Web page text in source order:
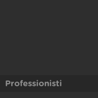
Professionisti